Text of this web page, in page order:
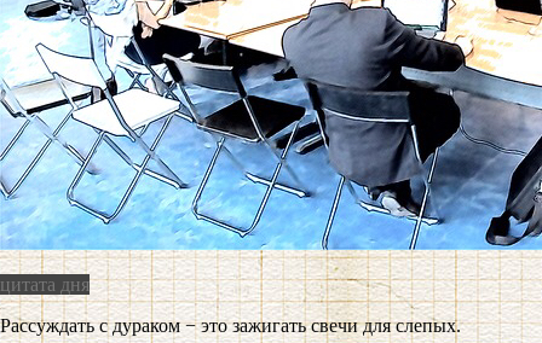
цитата дня
Рассуждать с дураком − это зажигать свечи для слепых.